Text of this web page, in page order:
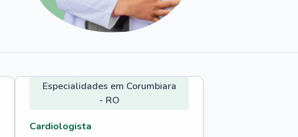
Especialidades em Corumbiara
- RO
Cardiologista